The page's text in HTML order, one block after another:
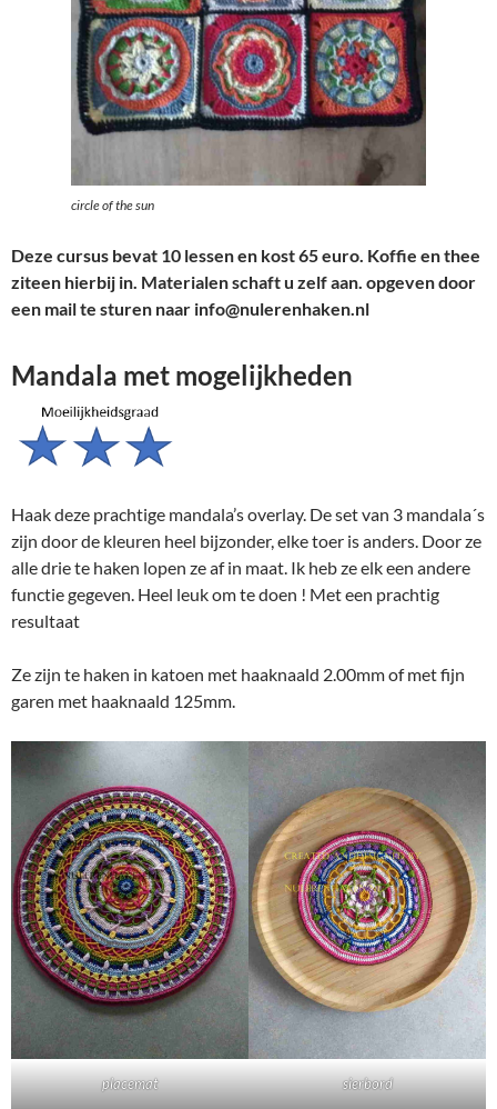
circle of the sun
Deze cursus bevat 10 lessen en kost 65 euro. Koffie en thee
ziteen hierbij in. Materialen schaft u zelf aan. opgeven door
een mail te sturen naar info@nulerenhaken.nl
Mandala met mogelijkheden
Haak deze prachtige mandala’s overlay. De set van 3 mandala´s
zijn door de kleuren heel bijzonder, elke toer is anders. Door ze
alle drie te haken lopen ze af in maat. Ik heb ze elk een andere
functie gegeven. Heel leuk om te doen ! Met een prachtig
resultaat
Ze zijn te haken in katoen met haaknaald 2.00mm of met fijn
garen met haaknaald 125mm.
placemat sierbord